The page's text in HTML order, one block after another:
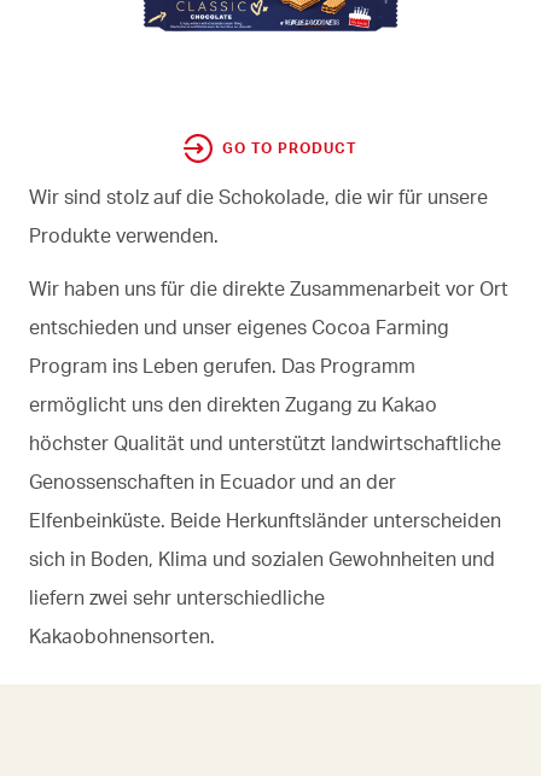
GO TO PRODUCT
Wir sind stolz auf die Schokolade, die wir für unsere
Produkte verwenden.
Wir haben uns für die direkte Zusammenarbeit vor Ort
entschieden und unser eigenes Cocoa Farming
Program ins Leben gerufen. Das Programm
ermöglicht uns den direkten Zugang zu Kakao
höchster Qualität und unterstützt landwirtschaftliche
Genossenschaften in Ecuador und an der
Elfenbeinküste. Beide Herkunftsländer unterscheiden
sich in Boden, Klima und sozialen Gewohnheiten und
liefern zwei sehr unterschiedliche
Kakaobohnensorten.